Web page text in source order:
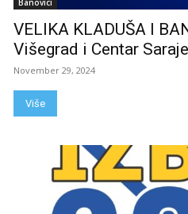
VELIKA KLADUŠA I
Višegrad i Centar
November 29, 2024
Više